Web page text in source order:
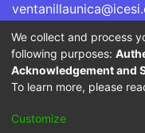
La Universidad
Superior que se
por parte del
Cookie
We collect and process
following purposes:
Acknowledgement and
To learn more, please
Customize